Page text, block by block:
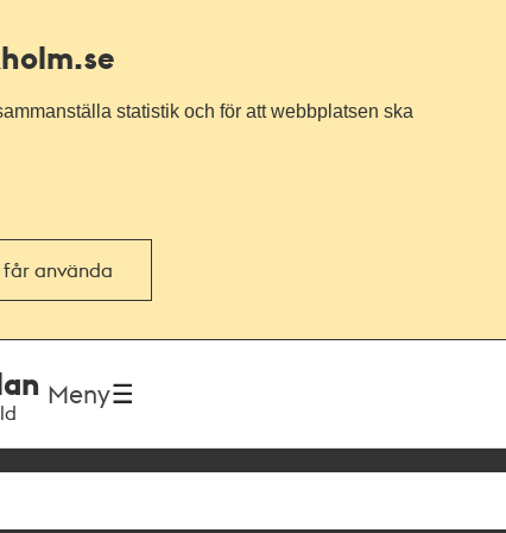
statistik och för att webbplatsen ska
får använda
Meny